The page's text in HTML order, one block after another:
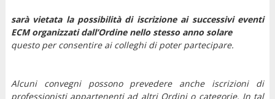
sarà vietata la possibilità di iscrizione ai successivi eventi
ECM organizzati dall’Ordine nello stesso anno solare
questo per consentire ai colleghi di poter partecipare.
Alcuni convegni possono prevedere anche iscrizioni di
professionisti appartenenti ad altri Ordini o categorie. In tal